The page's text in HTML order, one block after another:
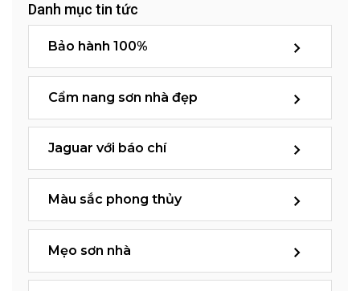
Danh mục tin tức
Bảo hành 100%
Cẩm nang sơn nhà đẹp
Jaguar với báo chí
Màu sắc phong thủy
Mẹo sơn nhà